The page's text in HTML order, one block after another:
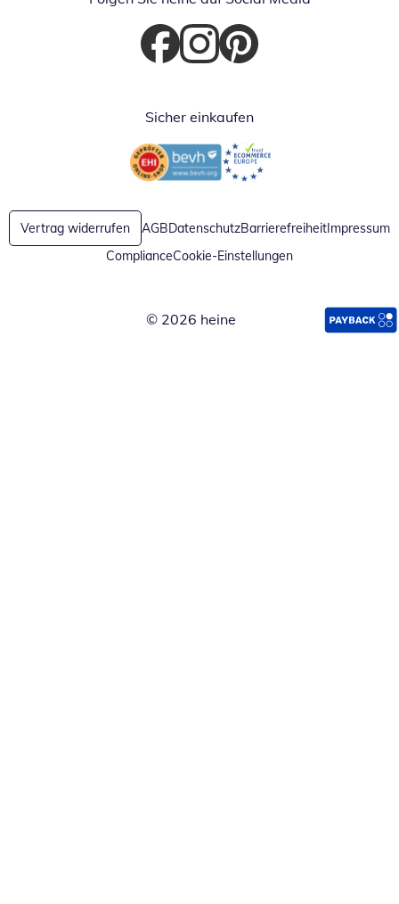
Öffnet in neuem Fenster
Öffnet in neuem Fenster
Öffnet in neuem Fenster
Sicher einkaufen
Öffnet in neuem FensterÖffnet in neuem Fenster
Vertrag widerrufen AGBDatenschutzBarrierefreiheitImpressum
ComplianceCookie-Einstellungen
© 2026 heine